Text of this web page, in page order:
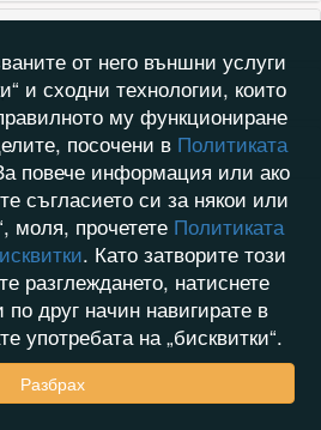
от него външни услуги
и сходни технологии, които
му функциониране
посочени в Политиката
повече информация или ако
съгласието си за някои или
моля, прочетете Политиката
. Като затворите този
разглеждането, натиснете
друг начин навигирате в
употребата на „бисквитки“.
Разбрах